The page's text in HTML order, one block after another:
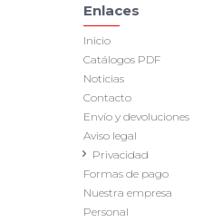
Enlaces
Inicio
Catálogos PDF
Noticias
Contacto
Envío y devoluciones
Aviso legal
Privacidad
Formas de pago
Nuestra empresa
Personal